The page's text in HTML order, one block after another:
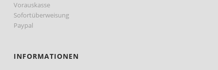
Vorauskasse
Sofortüberweisung
Paypal
INFORMATIONEN